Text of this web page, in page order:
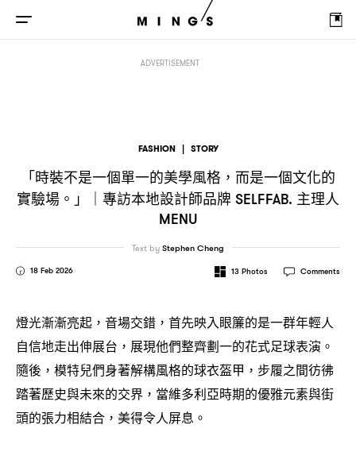
ADVERTISEMENT
FASHION | STORY
「時裝不是一個單一的美學風格 ， 而是一個文化的
實驗場。」
專訪本地設計師品牌SELFFAB. 主理人
MENU
18 Feb 2026
Text byStephen Cheng
13 Photos Comments
燈光漸漸亮起 ， 音場交錯 ， 首先映入眼簾的是一群年輕人
自信地走出伸展台 ， 展現他們整齊劃一的花式足球表演。
隨後 ， 模特兒們身著解構風格的球衣盔甲 ， 步履之間彷彿
踏著歷史與未來的交界 ， 當維多利亞時期的優雅元素與街
頭的張力相結合 ， 美得令人屏息。
「時裝不是一個單一的美學風格 ，而是一個文化的實驗場。」 專訪本地設計